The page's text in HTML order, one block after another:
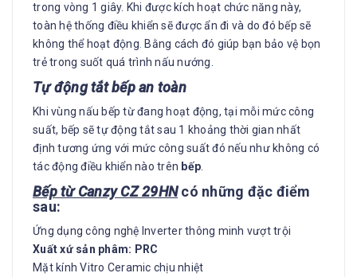
trong vòng 1 giây. Khi được kích hoạt chức năng này,
toàn hệ thống điều khiển sẽ được ẩn đi và do đó bếp sẽ
không thể hoạt động Bằng cách đó giúp bạn bảo vệ bọn
trẻ trong suốt quá trình nấu nướng.
Tự động tắt bếp an toàn
Khi vùng nấu bếp từ đang hoạt động, tại mỗi mức công
suất, bếp sẽ tự động tắt sau 1 khoảng thời gian nhất
định tương ứng với mức công suất đó nếu như không có
tác động điều khiển nào trên bếp
Bếp từ Canzy CZ 29HNcó những đặc điểm
sau:
Ứng dụng công nghệ Inverter thông minh vượt trội
Xuất xứ sản phâm: PRC
Mặt kính Vitro Ceramic chịu nhiệt